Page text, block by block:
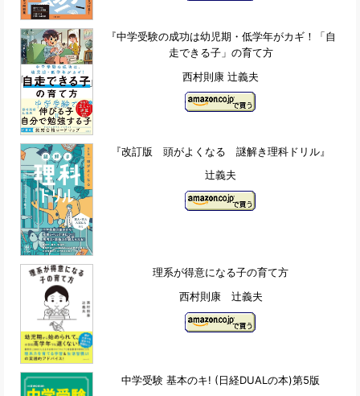
『中学受験の成功は幼児期・低学年がカギ！「自
走できる子」の育て方
西村則康 辻義夫
『改訂版 頭がよくなる 謎解き理科ドリル』
辻義夫
理系が得意になる子の育て方
西村則康 辻義夫
中学受験 基本のキ! (日経DUALの本)第5版